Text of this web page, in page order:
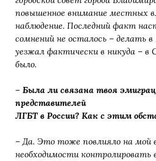
повышенное внимание местных
наблюдение. Последний факт
сомнений не осталось – делать в
уезжал фактически в никуда – в
было.
– Была ли связана твоя
представителей
ЛГБТ в России? Как с этим
– Да. Это тоже повлияло на мой
необходимости контролировать